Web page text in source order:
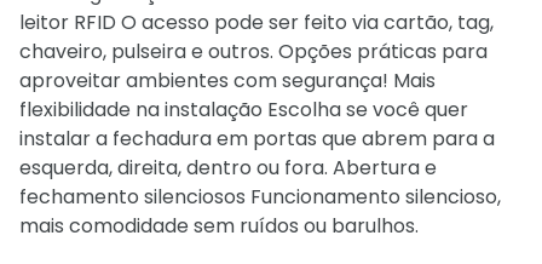
leitor RFID O acesso pode ser feito via cartão, tag,
chaveiro, pulseira e outros. Opções práticas para
aproveitar ambientes com segurança! Mais
flexibilidade na instalação Escolha se você quer
instalar a fechadura em portas que abrem para a
esquerda, direita, dentro ou fora. Abertura e
fechamento silenciosos Funcionamento silencioso,
mais comodidade sem ruídos ou barulhos.